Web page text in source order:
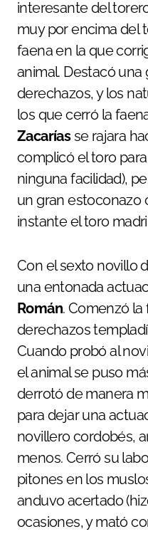
interesante del
muy por encima del
faena en la que
animal. Destacó una
derechazos, y los
los que cerró la
Zacaríasse rajara
complicó el toro
ninguna facilidad),
un gran estoconazo
instante el toro
Con el sexto novillo
una entonada
Román. Comenzó
derechazos
Cuando probó al
el animal se puso
derrotó de manera
para dejar una
novillero cordobés,
menos. Cerró su
pitones en los
anduvo acertado
ocasiones, y mató